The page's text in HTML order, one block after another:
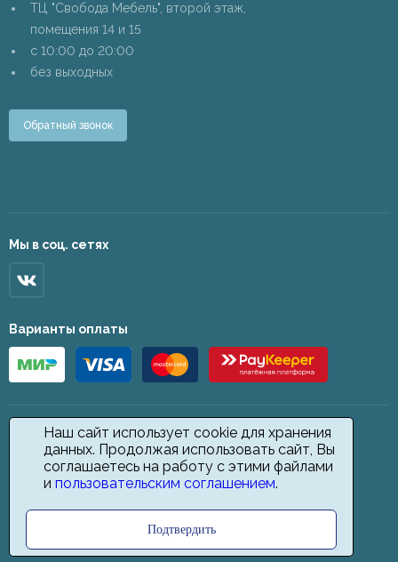
Наш сайт использует cookie для хранения
данных. Продолжая использовать сайт, Вы
соглашаетесь на работу с этими файлами
и пользовательским соглашением.
Подтвердить
ТЦ "Свобода Мебель", второй этаж,
помещения 14 и 15
c 10:00 до 20:00
без выходных
Обратный звонок
Мы в соц. сетях
Варианты оплаты
2026 © Star Carpet. ИП Кодиров Д. О., ИНН 361605146148. Все права